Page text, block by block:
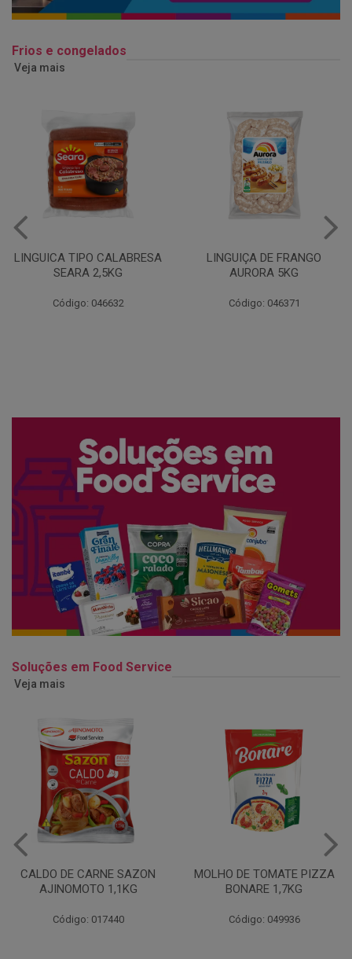
Frios e congelados
Veja mais
LINGUIÇA DE FRANGO
AURORA 5KG
Código: 046371
QUEIJO MUSSARELA
FATIADO PAKAN 200G
Código: 061522
Soluções em Food Service
Veja mais
MOLHO DE TOMATE PIZZA
BONARE 1,7KG
Código: 049936
MARGARINA USO
PROFISSIONAL 80% CUKIN
Código: 062469